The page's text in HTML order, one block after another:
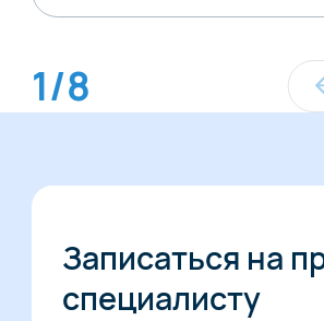
1/8
Записаться на
специалисту